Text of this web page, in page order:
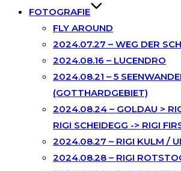
FOTOGRAFIE
FLY AROUND
2024.07.27 – WEG DER
2024.08.16 – LUCENDRO
2024.08.21 – 5
(GOTTHARDGEBIET)
2024.08.24 – GOLDAU >
RIGI SCHEIDEGG -> RIGI
2024.08.27 – RIGI KULM /
2024.08.28 – RIGI